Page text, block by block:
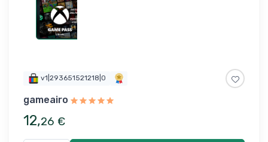
v1|293651521218|0
gameairo
12,26 €